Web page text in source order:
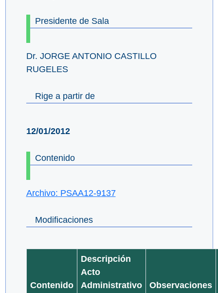
Presidente de Sala
Dr. JORGE ANTONIO CASTILLO
RUGELES
Rige a partir de
12/01/2012
Contenido
Archivo: PSAA12-9137
Modificaciones
Contenido
Descripción
Acto
Administrativo
Observaciones